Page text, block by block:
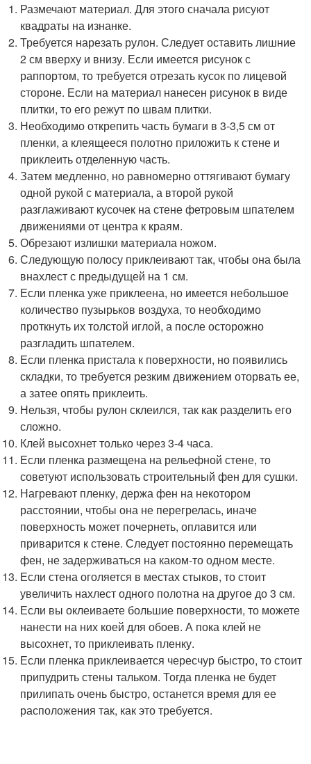
Размечают материал. Для этого сначала рисуют
квадраты на изнанке.
Требуется нарезать рулон. Следует оставить лишние
2 см вверху и внизу. Если имеется рисунок с
раппортом, то требуется отрезать кусок по лицевой
стороне. Если на материал нанесен рисунок в виде
плитки, то его режут по швам плитки.
Необходимо открепить часть бумаги в 3-3,5 см от
пленки, а клеящееся полотно приложить к стене и
приклеить отделенную часть.
Затем медленно, но равномерно оттягивают бумагу
одной рукой с материала, а второй рукой
разглаживают кусочек на стене фетровым шпателем
движениями от центра к краям.
Обрезают излишки материала ножом.
Следующую полосу приклеивают так, чтобы она была
внахлест с предыдущей на 1 см.
Если пленка уже приклеена, но имеется небольшое
количество пузырьков воздуха, то необходимо
проткнуть их толстой иглой, а после осторожно
разгладить шпателем.
Если пленка пристала к поверхности, но появились
складки, то требуется резким движением оторвать ее,
а затее опять приклеить.
Нельзя, чтобы рулон склеился, так как разделить его
сложно.
Клей высохнет только через 3-4 часа.
Если пленка размещена на рельефной стене, то
советуют использовать строительный фен для сушки.
Нагревают пленку, держа фен на некотором
расстоянии, чтобы она не перегрелась, иначе
поверхность может почернеть, оплавится или
приварится к стене. Следует постоянно перемещать
фен, не задерживаться на каком-то одном месте.
Если стена оголяется в местах стыков, то стоит
увеличить нахлест одного полотна на другое до 3 см.
Если вы оклеиваете большие поверхности, то можете
нанести на них коей для обоев. А пока клей не
высохнет, то приклеивать пленку.
Если пленка приклеивается чересчур быстро, то стоит
припудрить стены тальком. Тогда пленка не будет
прилипать очень быстро, останется время для ее
расположения так, как это требуется.